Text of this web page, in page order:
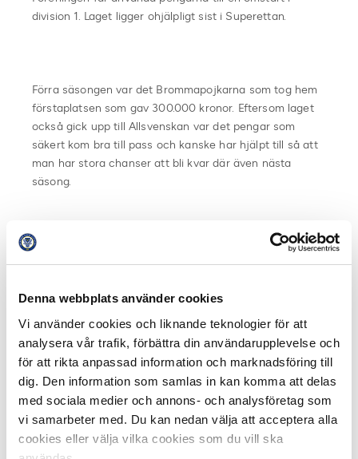
Denna webbplats använder cookies
Vi använder cookies och liknande teknologier för att
analysera vår trafik, förbättra din användarupplevelse och
för att rikta anpassad information och marknadsföring till
dig. Den information som samlas in kan komma att delas
med sociala medier och annons- och analysföretag som
vi samarbeter med. Du kan nedan välja att acceptera alla
cookies eller välja vilka cookies som du vill ska
division 1. Laget ligger ohjälpligt sist i Superettan.
Förra säsongen var det Brommapojkarna som tog hem
förstaplatsen som gav 300.000 kronor. Eftersom laget
också gick upp till Allsvenskan var det pengar som
säkert kom bra till pass och kanske har hjälpt till så att
man har stora chanser att bli kvar där även nästa
säsong.
Vinnaren av Svenska Spels Ungdomsbonusliga får
fyran 150.000 och femman 100.000 kronor.
Ungdomsbonus är ett system för att premiera klubbar
som matchar sina unga spelare i Superettan. Maximalt
två poäng för varje spelare som deltagit på plan
omgång 1 till och med omgång 27. Detta för att undvika
att lag vars matcher i seriens slutskede saknar
betydelse ska frestas spela med många unga spelare